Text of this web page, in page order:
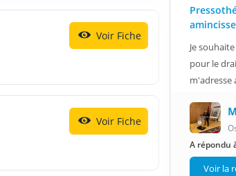
Voir Fiche
Voir Fiche
Je
pour le
m'adresse
A répondu
Voir la